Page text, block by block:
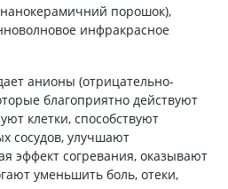
порошок),
инфракрасное
анионы (отрицательно-
благоприятно действуют
клетки, способствуют
сосудов, улучшают
эффект согревания, оказывают
уменьшить боль, отеки,